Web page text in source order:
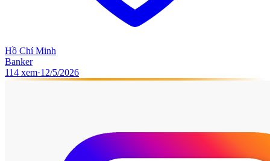
Hồ Chí Minh
Banker
114 xem·12/5/2026